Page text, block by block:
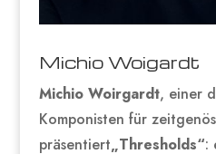
Michio Woigardt
Michio Woirgardt, einer
Komponisten für
präsentiert„Thresholds“: